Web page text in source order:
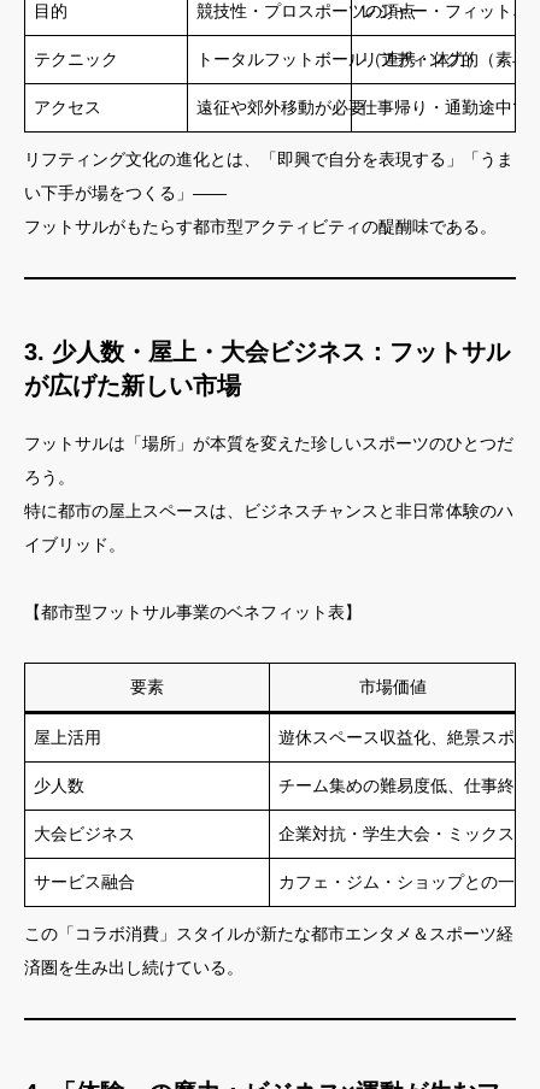
目的 競技性・プロスポーツの頂点レジャー・フィットネ
テクニック トータルフットボール（連携・体力）
リフティング的（素早
アクセス 遠征や郊外移動が必要仕事帰り・通勤途中で
リフティング文化の進化とは、「即興で自分を表現する」「うま
い下手が場をつくる」――
フットサルがもたらす都市型アクティビティの醍醐味である。
3. 少人数・屋上・大会ビジネス：フットサル
が広げた新しい市場
フットサルは「場所」が本質を変えた珍しいスポーツのひとつだ
ろう。
特に都市の屋上スペースは、ビジネスチャンスと非日常体験のハ
イブリッド。
【都市型フットサル事業のベネフィット表】
要素 市場価値
屋上活用 遊休スペース収益化、絶景スポー
少人数 チーム集めの難易度低、仕事終わ
大会ビジネス 企業対抗・学生大会・ミックス大
サービス融合 カフェ・ジム・ショップとの一体
この「コラボ消費」スタイルが新たな都市エンタメ＆スポーツ経
済圏を生み出し続けている。